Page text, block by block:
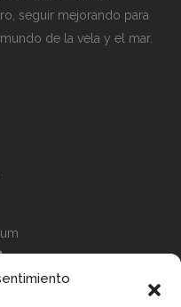
seguir mejorando para
de la vela y el mar.